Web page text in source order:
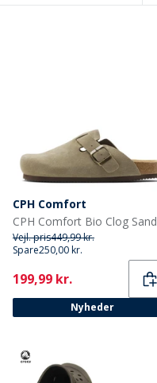
CPH Comfort
Vejl. pris449,99 kr.
Spare250,00 kr.
Current
199,99 kr.
Nyheder